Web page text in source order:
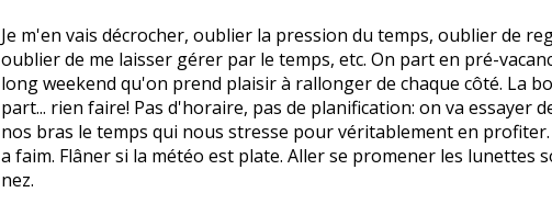
Je m'en vais décrocher, oublier la pression du temps, oublier de
oublier de me laisser gérer par le temps, etc. On part en pré-
long weekend qu'on prend plaisir à rallonger de chaque côté. La
part... rien faire! Pas d'horaire, pas de planification: on va essayer
nos bras le temps qui nous stresse pour véritablement en
a faim. Flâner si la météo est plate. Aller se promener les lunettes
nez.